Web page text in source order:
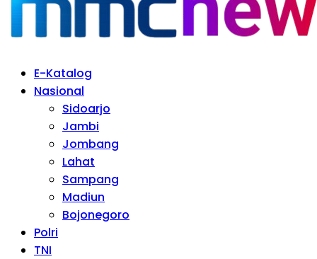
E-Katalog
Nasional
Sidoarjo
Jambi
Jombang
Lahat
Sampang
Madiun
Bojonegoro
Polri
TNI